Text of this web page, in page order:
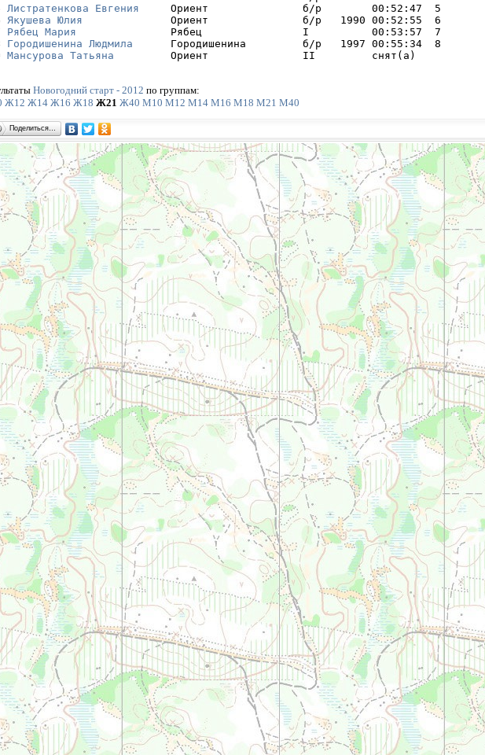
Листратенкова Евгения
     Ориент               б/р        00:52:47  5
Якушева Юлия
              Ориент               б/р   1990 00:52:55  6
Рябец Мария
               Рябец                I          00:53:57  7
Городишенина Людмила
      Городишенина         б/р   1997 00:55:34  8
Мансурова Татьяна
         Ориент               II         снят(а)
Новогодний старт - 2012 по группам:
Ж12 Ж14 Ж16 Ж18 Ж21 Ж40 М10 М12 М14 М16 М18 М21 М40
Поделиться…